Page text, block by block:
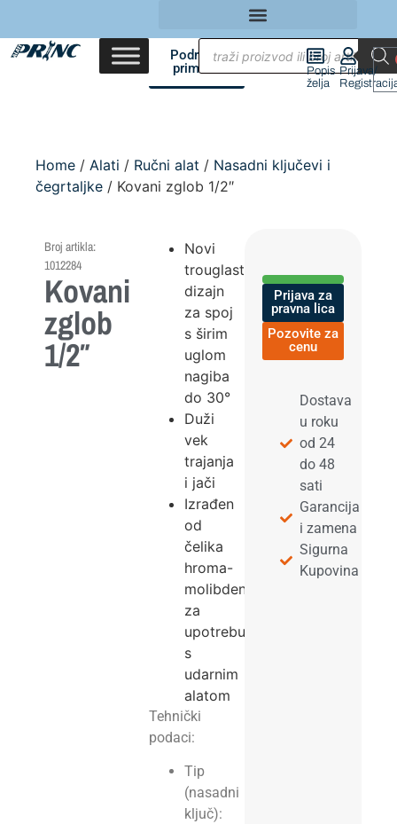
Područja
primene
Popis
želja
Prijava/
Home / Alati / Ručni alat / Nasadni ključevi i
čegrtaljke / Kovani zglob 1/2″
Broj artikla:
1012284
Kovani
zglob
1/2″
Novi
trouglasti
dizajn
za spoj
s širim
uglom
nagiba
do 30°
Duži
vek
trajanja
i jači
Izrađen
od
čelika
hroma-
molibdena
za
upotrebu
s
udarnim
alatom
Tehnički
podaci:
Tip
(nasadni
ključ):
Prijava za
pravna lica
Pozovite za
cenu
Dostava
u roku
od 24
do 48
sati
Garancija
i zamena
Sigurna
Kupovina